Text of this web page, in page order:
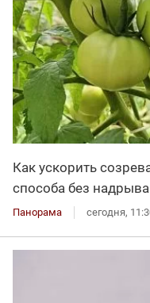
Как ускорить
способа без
Панорама сегодня,